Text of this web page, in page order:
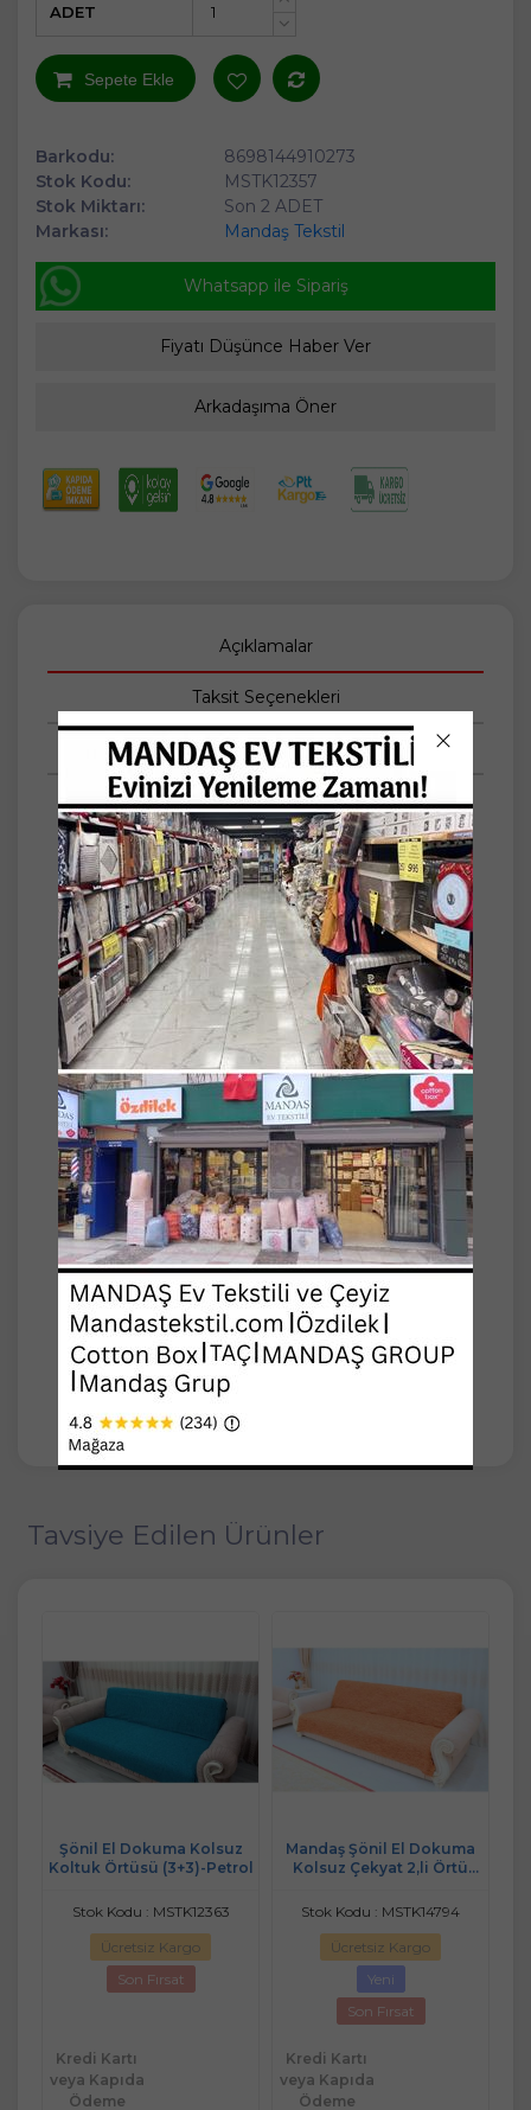
+
ADET
Sepete Ekle
Barkodu:
8698144910273
Stok Kodu:
MSTK12357
Stok Miktarı:
Son 2 ADET
Markası:
Mandaş Tekstil
Whatsapp ile Sipariş
Fiyatı Düşünce Haber Ver
Arkadaşıma Öner
Açıklamalar
Taksit Seçenekleri
Tüm Yorumlar
-KAYMA DERDİ YOK, LEKE TUTMAZ, ÜTÜ
İSTEMEZ...
-Şönil Dokuma Koltuk Örtüsü
-Ölçü: 175x220cm -+5
-Koltuğun kollarını kapatmayan modeldir.
Kenarlara sıkıştırarak kullanılır.
-Şönil örtüler koltuklarınızı güzelleştirir aynı
zamanda eskimesini ve yıpranmasını
önlemeye yardımcı olur.
-İp özelliği: Şönil, kolay kolay kaymaz, leke
tutmaz.
-Dört mevsim kullanıma uygundur.
-Evinize şıklık katar.
-Makinede 30 derecede yıkanabilir.
-Hafif ton farkı olabilmektedir.
Tavsiye Edilen Ürünler
Şönil El Dokuma Kolsuz
Koltuk Örtüsü (3+3)-Petrol
Stok Kodu : MSTK12363
Ücretsiz Kargo
Son Fırsat
Kredi Kartı
veya Kapıda
Ödeme
Mandaş Şönil El Dokuma
Kolsuz Çekyat 2,li Örtü
Stok Kodu : MSTK14794
Ücretsiz Kargo
Yeni
Son Fırsat
Kredi Kartı
veya Kapıda
Ödeme